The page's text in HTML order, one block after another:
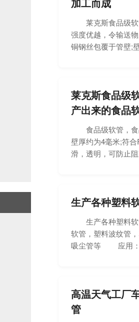
莱克斯食品级软
强度优越，令输送
铜钢丝包覆于管壁;
莱克斯食品级
产出来的食品
食品级软管，食
壁厚约为4毫米;符
滑，透明，可防止
生产各种塑料
生产各种塑料软
软管，塑料波纹管
吸尘管等 应用：
高温天气工厂
管